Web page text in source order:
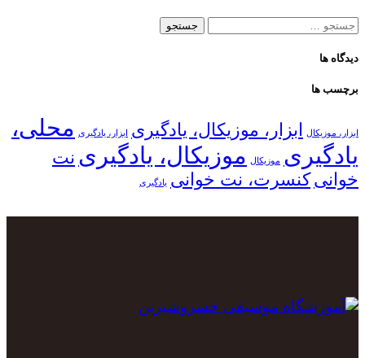
جستجو
دیدگاه ها
برچسب ها
ابزار، موزیکال ابزار، موزیکال، یادگیری ابزار، یادگیری محلی،
یادگیری موزیکال موزیکال، یادگیری نت
خوانی کنسرت، نت خوانی یادگیری